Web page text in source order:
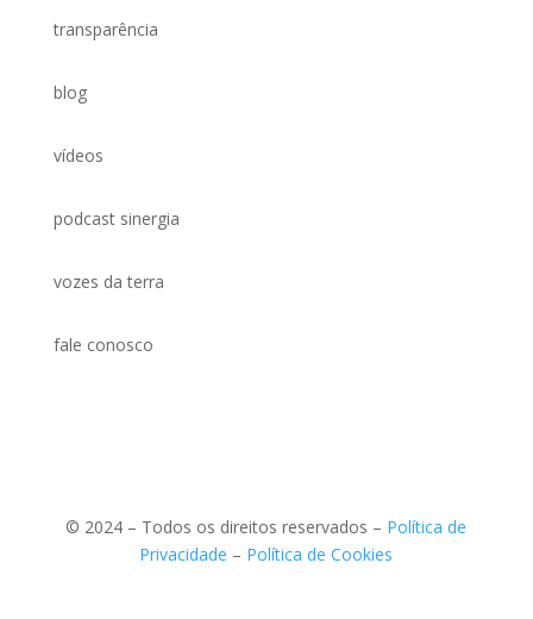
transparência
blog
vídeos
podcast sinergia
vozes da terra
fale conosco
© 2024 – Todos os direitos reservados – Política de
Privacidade – Política de Cookies